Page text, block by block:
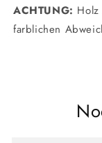
ACHTUNG:
farblichen